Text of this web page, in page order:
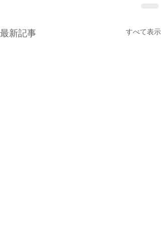
最新記事 すべて表示